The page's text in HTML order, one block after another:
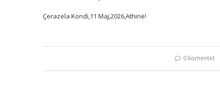
Çerazela Kondi,11 Maj,2026,Athinë!
0 komentet